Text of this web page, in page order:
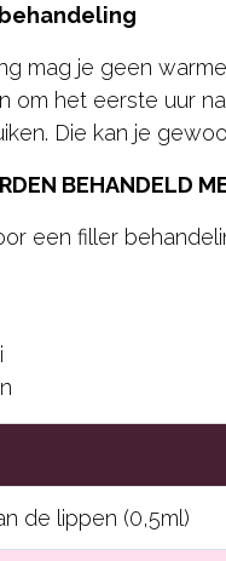
mag je geen
om het eerste uur
Die kan je
BEHANDELD
een filler
de lippen (0,5ml)